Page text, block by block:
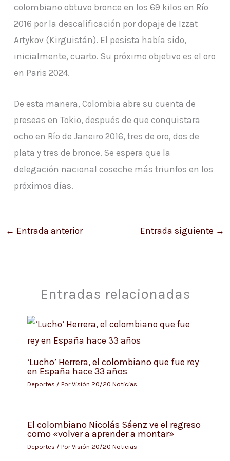
colombiano obtuvo bronce en los 69 kilos en Río
2016 por la descalificación por dopaje de Izzat
Artykov (Kirguistán). El pesista había sido,
inicialmente, cuarto. Su próximo objetivo es el oro
en Paris 2024.
De esta manera, Colombia abre su cuenta de
preseas en Tokio, después de que conquistara
ocho en Río de Janeiro 2016, tres de oro, dos de
plata y tres de bronce. Se espera que la
delegación nacional coseche más triunfos en los
próximos días.
← Entrada anterior Entrada siguiente →
Entradas relacionadas
‘Lucho’ Herrera, el colombiano que fue rey
en España hace 33 años
Deportes / PorVisión 20/20 Noticias
El colombiano Nicolás Sáenz ve el regreso
como «volver a aprender a montar»
Deportes / PorVisión 20/20 Noticias